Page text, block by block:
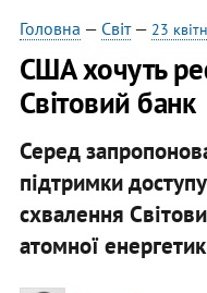
Головна — Світ— 23
США хочуть
Світовий банк
Серед
підтримки
схвалення
атомної